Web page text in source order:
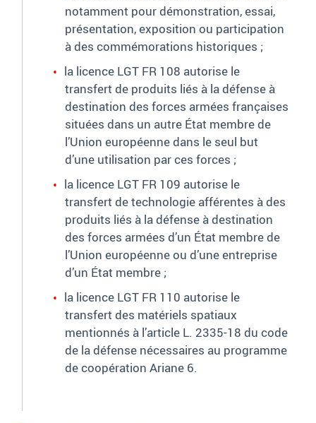
notamment pour démonstration, essai,
présentation, exposition ou participation
à des commémorations historiques ;
la licence LGT FR 108 autorise le
transfert de produits liés à la défense à
destination des forces armées françaises
situées dans un autre État membre de
l’Union européenne dans le seul but
d’une utilisation par ces forces ;
la licence LGT FR 109 autorise le
transfert de technologie afférentes à des
produits liés à la défense à destination
des forces armées d’un État membre de
l’Union européenne ou d’une entreprise
d’un État membre ;
la licence LGT FR 110 autorise le
transfert des matériels spatiaux
mentionnés à l’article L. 2335-18 du code
de la défense nécessaires au programme
de coopération Ariane 6.